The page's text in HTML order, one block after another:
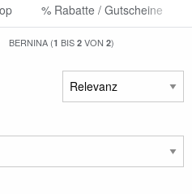
% Rabatte / Gutscheine
BERNINA (1 BIS 2 VON 2)